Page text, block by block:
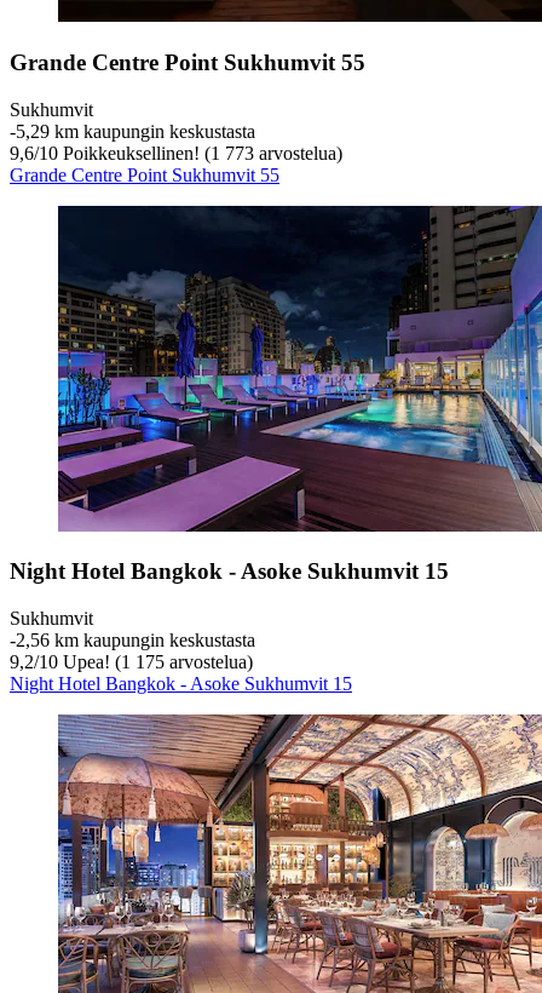
Grande Centre Point Sukhumvit 55
Sukhumvit
‐5,29 km kaupungin keskustasta
9,6/10 Poikkeuksellinen! (1 773 arvostelua)
Grande Centre Point Sukhumvit 55
Night Hotel Bangkok - Asoke Sukhumvit 15
Sukhumvit
‐2,56 km kaupungin keskustasta
9,2/10 Upea! (1 175 arvostelua)
Night Hotel Bangkok - Asoke Sukhumvit 15